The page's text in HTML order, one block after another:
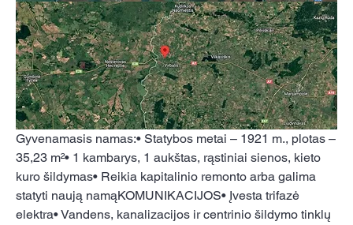
Gyvenamasis namas:• Statybos metai – 1921 m., plotas –
35,23 m²• 1 kambarys, 1 aukštas, rąstiniai sienos, kieto
kuro šildymas• Reikia kapitalinio remonto arba galima
statyti naują namąKOMUNIKACIJOS• Įvesta trifazė
elektra• Vandens, kanalizacijos ir centrinio šildymo tinklų